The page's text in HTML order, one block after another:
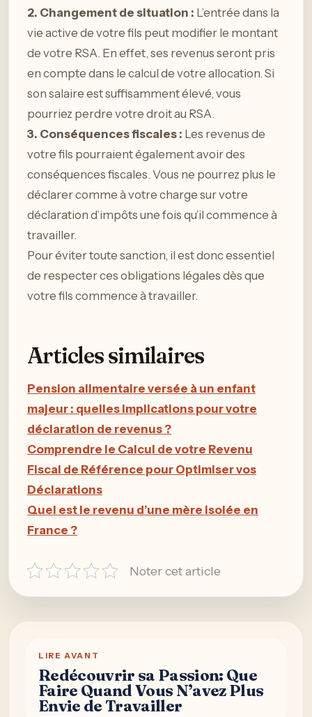
2. Changement de situation : L’entrée dans la
vie active de votre fils peut modifier le montant
de votre RSA. En effet, ses revenus seront pris
en compte dans le calcul de votre allocation. Si
son salaire est suffisamment élevé, vous
pourriez perdre votre droit au RSA.
3. Conséquences fiscales : Les revenus de
votre fils pourraient également avoir des
conséquences fiscales. Vous ne pourrez plus le
déclarer comme à votre charge sur votre
déclaration d’impôts une fois qu’il commence à
travailler.
Pour éviter toute sanction, il est donc essentiel
de respecter ces obligations légales dès que
votre fils commence à travailler.
Articles similaires
Pension alimentaire versée à un enfant
majeur : quelles implications pour votre
déclaration de revenus ?
Comprendre le Calcul de votre Revenu
Fiscal de Référence pour Optimiser vos
Déclarations
Quel est le revenu d’une mère isolée en
France ?
Noter cet article
LIRE AVANT
Redécouvrir sa Passion: Que
Faire Quand Vous N’avez Plus
Envie de Travailler